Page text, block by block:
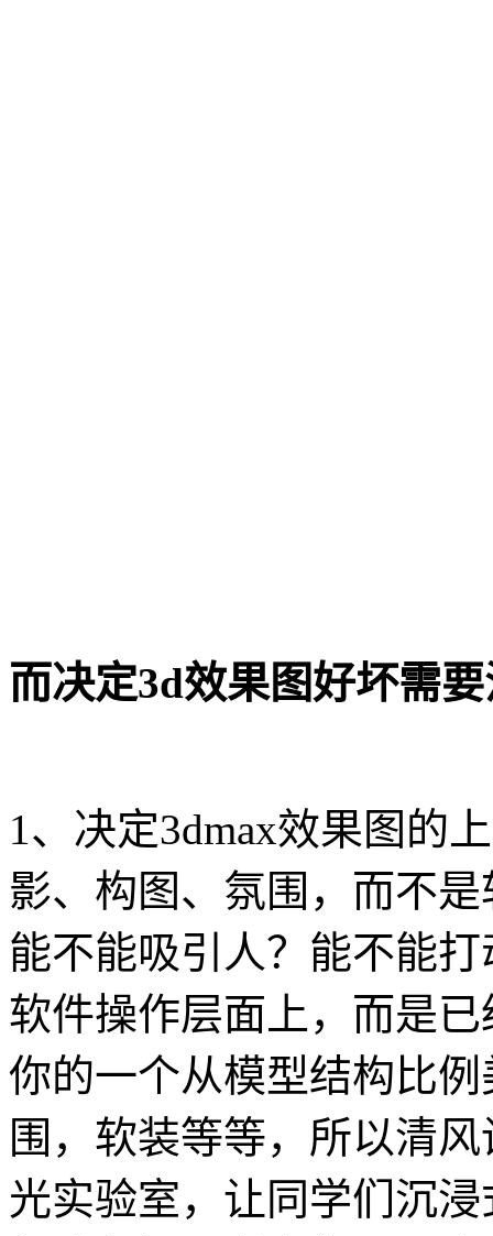
而决定3d效果图好坏需
1、决定3dmax效果图的
影、构图、氛围，而不
能不能吸引人？能不能
软件操作层面上，而是
你的一个从模型结构比
围，软装等等，所以清
光实验室，让同学们沉